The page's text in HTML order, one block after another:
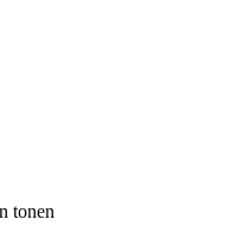
tonen